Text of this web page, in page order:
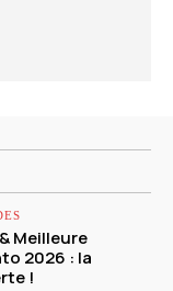
Meilleure
2026 : la
!